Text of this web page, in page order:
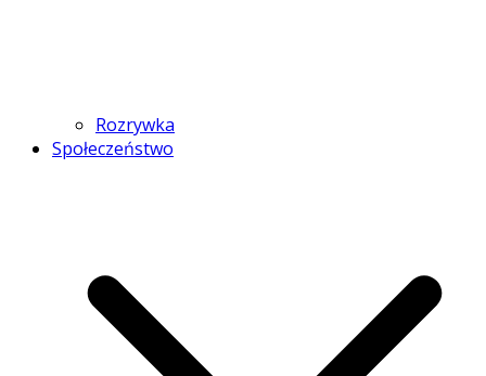
Rozrywka
Społeczeństwo